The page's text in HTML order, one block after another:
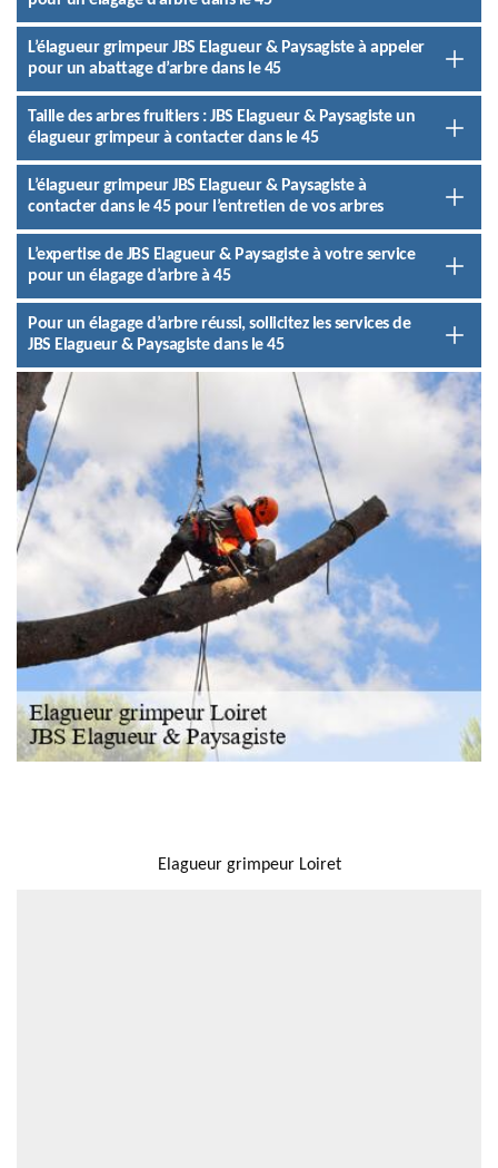
L’élagueur grimpeur JBS Elagueur & Paysagiste à appeler
pour un abattage d’arbre dans le 45
Taille des arbres fruitiers : JBS Elagueur & Paysagiste un
élagueur grimpeur à contacter dans le 45
L’élagueur grimpeur JBS Elagueur & Paysagiste à
contacter dans le 45 pour l’entretien de vos arbres
L’expertise de JBS Elagueur & Paysagiste à votre service
pour un élagage d’arbre à 45
Pour un élagage d’arbre réussi, sollicitez les services de
JBS Elagueur & Paysagiste dans le 45
Elagueur grimpeur Loiret